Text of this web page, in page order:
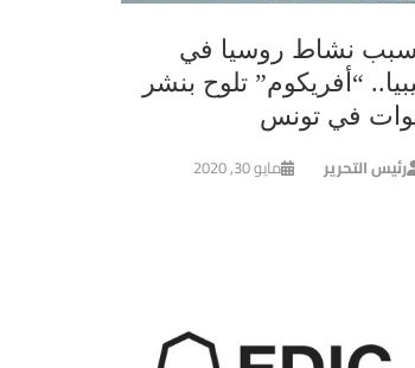
نشاط روسيا في
“أفريكوم” تلوح بنشر
في تونس
رئيس التحرير مايو 30, 2020